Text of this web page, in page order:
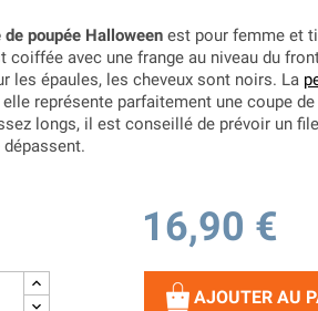
de poupée Halloween est pour femme et
coiffée avec une frange au niveau du
les épaules, les cheveux sont noirs. La
représente parfaitement une coupe
longs, il est conseillé de prévoir un
16,90 €
AJOUTER AU